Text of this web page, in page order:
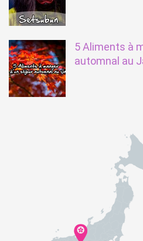
5 Aliments à
automnal au